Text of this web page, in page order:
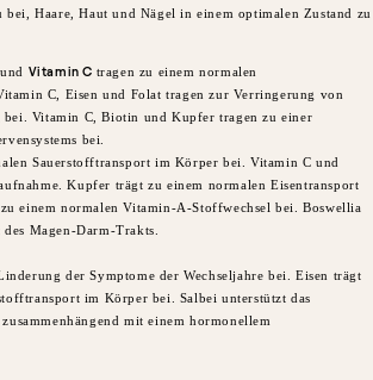
bei, Haare, Haut und Nägel in einem optimalen Zustand zu
und Vitamin C tragen zu einem normalen
C, Eisen und Folat tragen zur Verringerung von
Vitamin C, Biotin und Kupfer tragen zu einer
bei.
Sauerstofftransport im Körper bei. Vitamin C und
Kupfer trägt zu einem normalen Eisentransport
einem normalen Vitamin-A-Stoffwechsel bei. Boswellia
Magen-Darm-Trakts.
der Symptome der Wechseljahre bei. Eisen trägt
im Körper bei. Salbei unterstützt das
mit einem hormonellem